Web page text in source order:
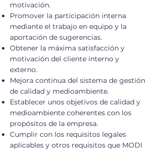
motivación.
Promover la participación interna
mediante el trabajo en equipo y la
aportación de sugerencias.
Obtener la máxima satisfacción y
motivación del cliente interno y
externo.
Mejora continua del sistema de gestión
de calidad y medioambiente.
Establecer unos objetivos de calidad y
medioambiente coherentes con los
propósitos de la empresa.
Cumplir con los requisitos legales
aplicables y otros requisitos que MODI